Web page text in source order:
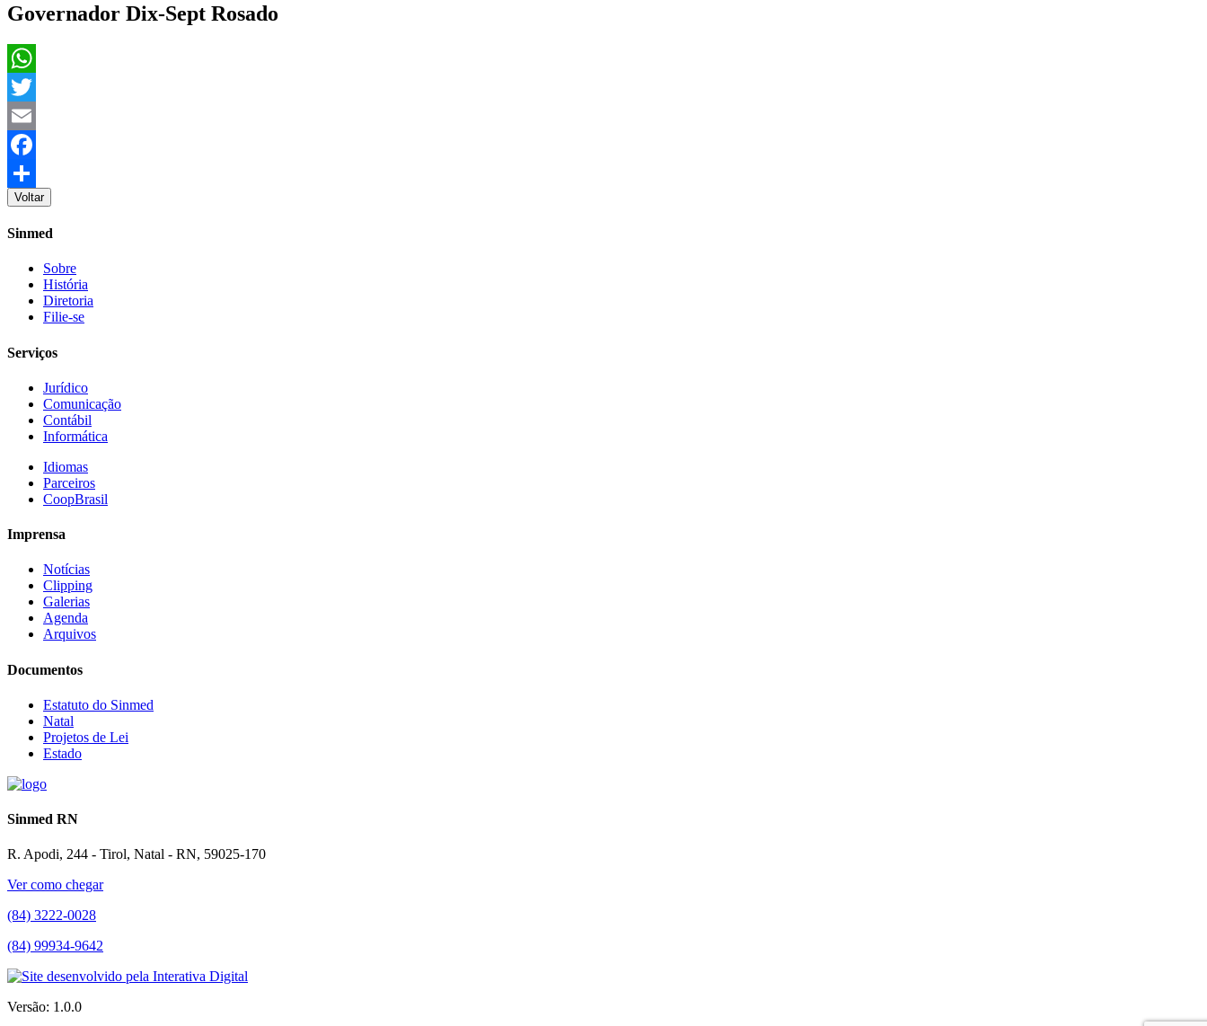
Governador Dix-Sept Rosado
WhatsApp
Twitter
Email
Facebook
Share
Voltar
Sinmed
Sobre
História
Diretoria
Filie-se
Serviços
Jurídico
Comunicação
Contábil
Informática
Idiomas
Parceiros
CoopBrasil
Imprensa
Notícias
Clipping
Galerias
Agenda
Arquivos
Documentos
Estatuto do Sinmed
Natal
Projetos de Lei
Estado
Sinmed RN
R. Apodi, 244 - Tirol, Natal - RN, 59025-170
Ver como chegar
(84) 3222-0028
(84) 99934-9642
Versão: 1.0.0